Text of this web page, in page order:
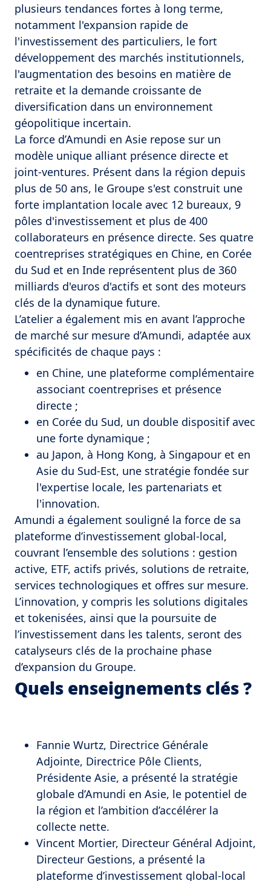
plusieurs tendances fortes à long terme,
notamment l'expansion rapide de
l'investissement des particuliers, le fort
développement des marchés institutionnels,
l'augmentation des besoins en matière de
retraite et la demande croissante de
diversification dans un environnement
géopolitique incertain.
La force d’Amundi en Asie repose sur un
modèle unique alliant présence directe et
joint-ventures. Présent dans la région depuis
plus de 50 ans, le Groupe s'est construit une
forte implantation locale avec 12 bureaux, 9
pôles d'investissement et plus de 400
collaborateurs en présence directe. Ses quatre
coentreprises stratégiques en Chine, en Corée
du Sud et en Inde représentent plus de 360
milliards d'euros d'actifs et sont des moteurs
clés de la dynamique future.
L’atelier a également mis en avant l’approche
de marché sur mesure d’Amundi, adaptée aux
spécificités de chaque pays :
en Chine, une plateforme complémentaire
associant coentreprises et présence
directe ;
en Corée du Sud, un double dispositif avec
une forte dynamique ;
au Japon, à Hong Kong, à Singapour et en
Asie du Sud-Est, une stratégie fondée sur
l'expertise locale, les partenariats et
l'innovation.
Amundi a également souligné la force de sa
plateforme d’investissement global-local,
couvrant l’ensemble des solutions : gestion
active, ETF, actifs privés, solutions de retraite,
services technologiques et offres sur mesure.
L’innovation, y compris les solutions digitales
et tokenisées, ainsi que la poursuite de
l’investissement dans les talents, seront des
catalyseurs clés de la prochaine phase
d’expansion du Groupe.
Quels enseignements clés ?
Fannie Wurtz, Directrice Générale
Adjointe, Directrice Pôle Clients,
Présidente Asie, a présenté la stratégie
globale d’Amundi en Asie, le potentiel de
la région et l’ambition d’accélérer la
collecte nette.
Vincent Mortier, Directeur Général Adjoint,
Directeur Gestions, a présenté la
plateforme d’investissement global-local